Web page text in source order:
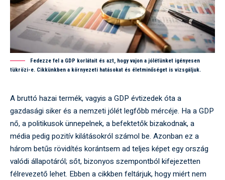
Fedezze fel a GDP korlátait és azt, hogy vajon a jólétünket igényesen
tükrözi-e. Cikkünkben a környezeti hatásokat és életminőséget is vizsgáljuk.
A bruttó hazai termék, vagyis a GDP évtizedek óta a
gazdasági siker és a nemzeti jólét legfőbb mércéje. Ha a GDP
nő, a politikusok ünnepelnek, a befektetők bizakodnak, a
média pedig pozitív kilátásokról számol be. Azonban ez a
három betűs rövidítés korántsem ad teljes képet egy ország
valódi állapotáról; sőt, bizonyos szempontból kifejezetten
félrevezető lehet. Ebben a cikkben feltárjuk, hogy miért nem